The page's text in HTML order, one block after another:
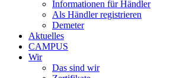
Informationen für Händler
Als Händler registrieren
Demeter
Aktuelles
CAMPUS
Wir
Das sind wir